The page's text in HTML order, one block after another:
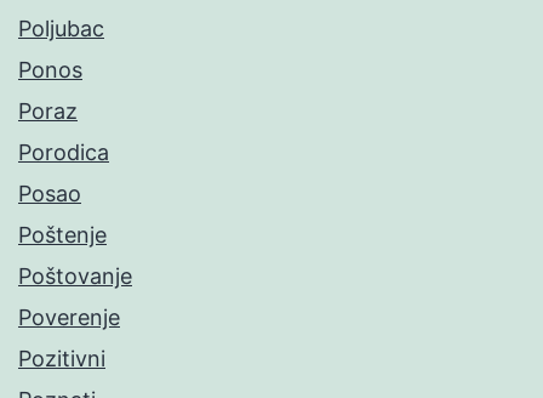
Poljubac
Ponos
Poraz
Porodica
Posao
Poštenje
Poštovanje
Poverenje
Pozitivni